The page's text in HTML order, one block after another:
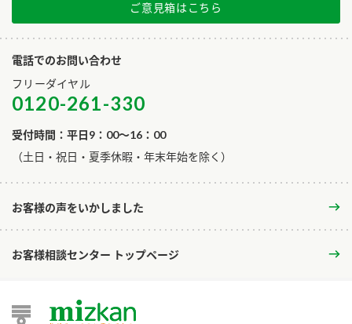
ご意見箱はこちら
電話でのお問い合わせ
フリーダイヤル
0120-261-330
受付時間：平日9：00～16：00
​（土日・祝日・夏季休暇・年末年始を除く）
お客様の声をいかしました
お客様相談センター トップページ